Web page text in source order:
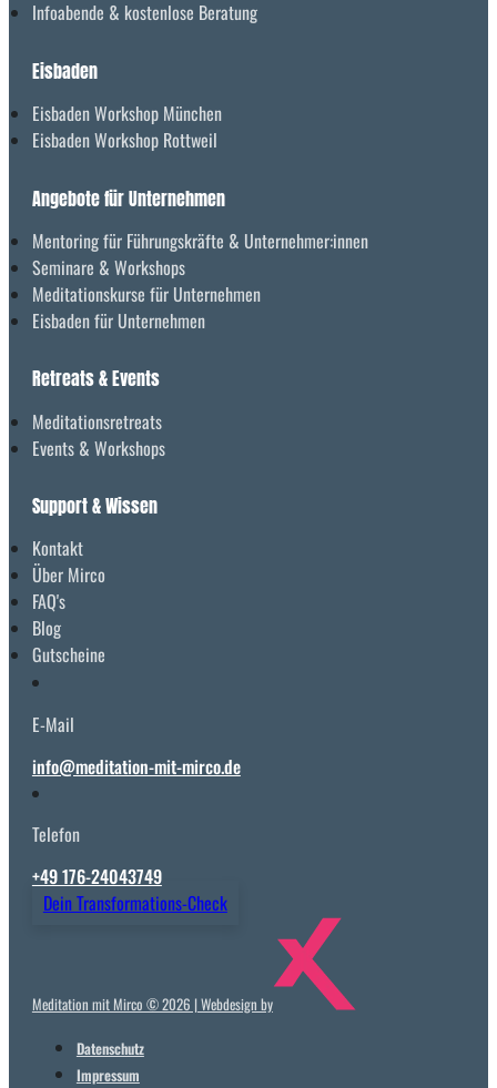
Infoabende & kostenlose Beratung
Eisbaden
Eisbaden Workshop München
Eisbaden Workshop Rottweil
Angebote für Unternehmen
Mentoring für Führungskräfte & Unternehmer:innen
Seminare & Workshops
Meditationskurse für Unternehmen
Eisbaden für Unternehmen
Retreats & Events
Meditationsretreats
Events & Workshops
Support & Wissen
Kontakt
Über Mirco
FAQ's
Blog
Gutscheine
E-Mail
info@meditation-mit-mirco.de
Telefon
+49 176-24043749
Dein Transformations-Check
Meditation mit Mirco © 2026 | Webdesign by
Datenschutz
Impressum